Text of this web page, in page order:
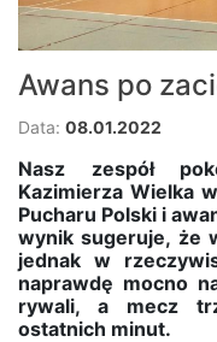
Awans po
Data: 08.01.2022
Nasz zespół
Kazimierza Wielka
Pucharu Polski i
wynik sugeruje, że
jednak w
naprawdę mocno
rywali, a mecz
ostatnich minut.